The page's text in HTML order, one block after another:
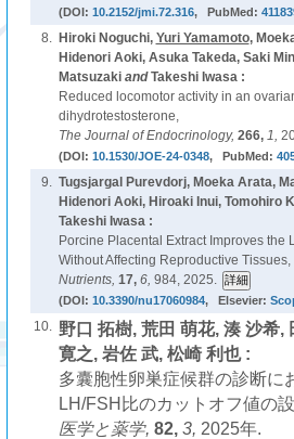
(DOI: 10.2152/jmi.72.316, PubMed:
8. Hiroki Noguchi, Yuri Yamamoto,
Hidenori Aoki, Asuka Takeda, Saki
MatsuzakiandTakeshi Iwasa :
Reduced locomotor activity in an
dihydrotestosterone,
The Journal of Endocrinology, 266, 1,
(DOI: 10.1530/JOE-24-0348, PubMed:
9. Tugsjargal Purevdorj, Moeka Arata,
Hidenori Aoki, Hiroaki Inui, Tomohiro
Takeshi Iwasa :
Porcine Placental Extract Improves
Without Affecting Reproductive Tissues,
Nutrients, 17, 6, 984, 2025.
(DOI: 10.3390/nu17060984, Elsevier:
10. 野口 拓樹, 荒田 萌花, 湊 沙希
寛之, 岩佐 武, 松崎 利也 :
多囊胞性卵巣症候群の診断に
LH/FSH比のカットオフ値の
医学と薬学, 82, 3, 2025年.